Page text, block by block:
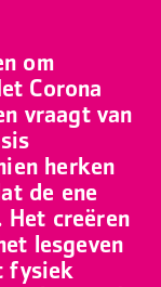
om
Corona
vraagt van
herken
de ene
Het creëren
lesgeven
fysiek